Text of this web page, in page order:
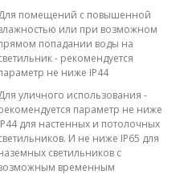
помещений с повышенной
или при возможном
попадании воды на
- рекомендуется
не ниже IP44
уличного использования -
параметр не ниже
для настенных и потолочных
И не ниже IP65 для
светильников с
временным